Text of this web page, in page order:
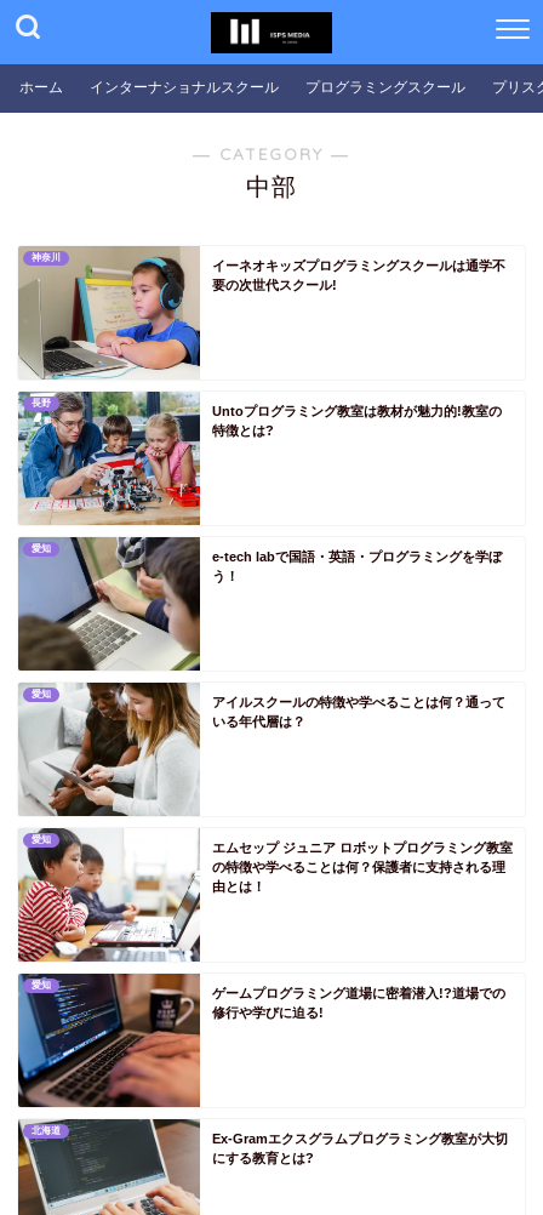
PS大阪
PS鳥取
PS島根
PS岡山
PS広島
PS山口
PS四国
PS徳島
PS愛媛
PS高知
PS九州
PS福岡
PS佐賀
PS大分
PS宮崎
PS鹿児島
PS沖縄
英語学習記事
プログラミング学習記事
ホーム インターナショナルスクール プログラミングスクール プリス
― CATEGORY ―
中部
神奈川
イーネオキッズプログラミングスクールは通学不
要の次世代スクール!
長野
Untoプログラミング教室は教材が魅力的!教室の
特徴とは?
愛知
e-tech labで国語・英語・プログラミングを学ぼ
う！
愛知
アイルスクールの特徴や学べることは何？通って
いる年代層は？
愛知
エムセップ ジュニア ロボットプログラミング教室
の特徴や学べることは何？保護者に支持される理
由とは！
愛知
ゲームプログラミング道場に密着潜入!?道場での
修行や学びに迫る!
北海道
Ex-Gramエクスグラムプログラミング教室が大切
にする教育とは?